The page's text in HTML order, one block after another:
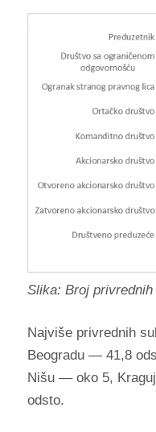
Slika: Broj
Najviše privrednih
Beogradu — 41,8
Nišu — oko 5,
odsto.